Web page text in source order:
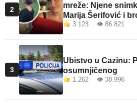
2
mreže: Njene
Marija Šerifović i
3.123 👁 86.821
3
Ubistvo u Cazinu:
osumnjičenog
1.262 👁 38.996